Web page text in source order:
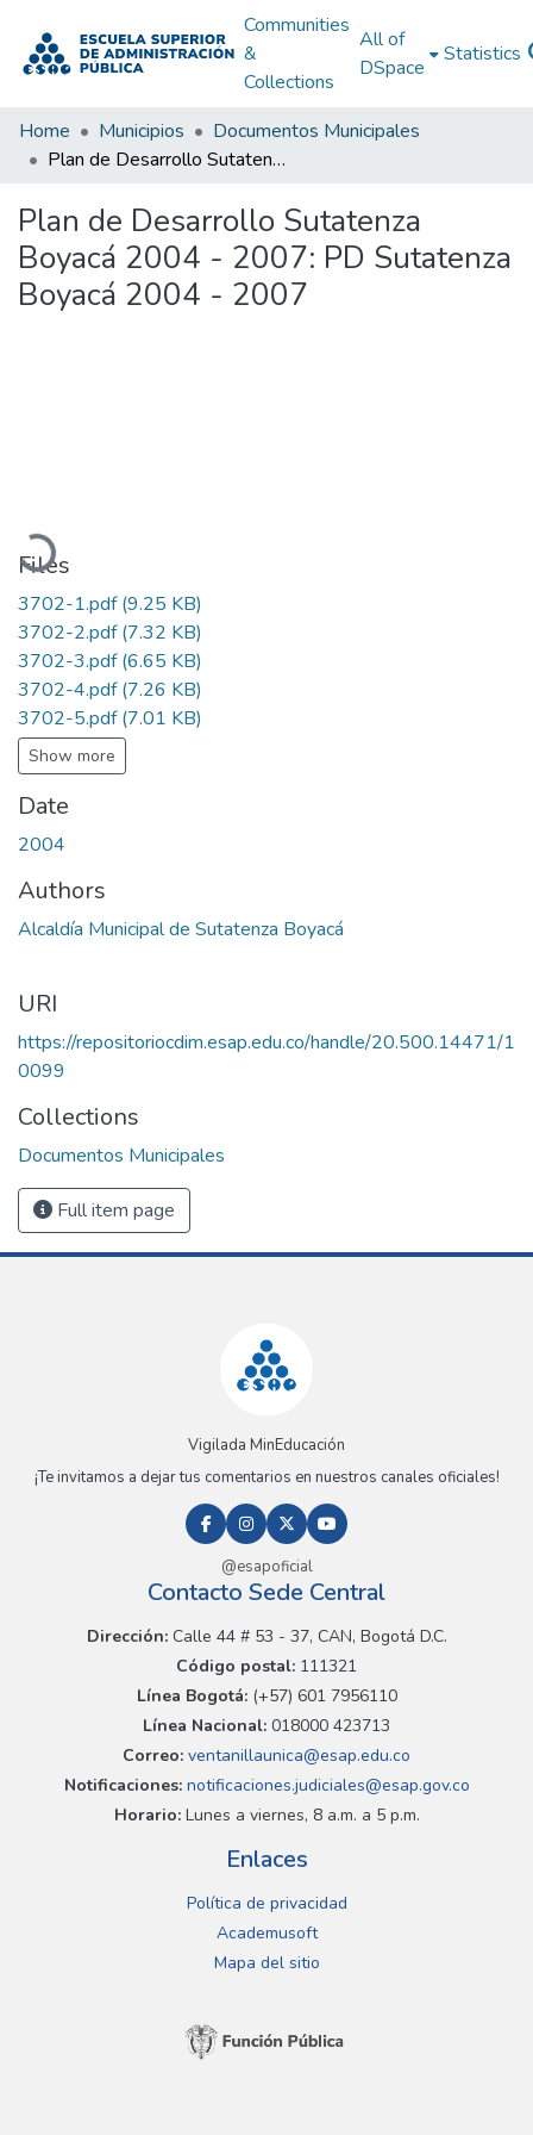
Communities
&
Collections
All of
DSpace
Statistics
Home Municipios
Documentos Municipales
Plan de Desarrollo Sutatenza Boyacá 2004 - 2007: PD Sutatenza Boyacá 2004 - 2007
Plan de Desarrollo Sutatenza
Boyacá 2004 - 2007: PD Sutatenza
Boyacá 2004 - 2007
Loading...
Files
3702-1.pdf(9.25 KB)
3702-2.pdf(7.32 KB)
3702-3.pdf(6.65 KB)
3702-4.pdf(7.26 KB)
3702-5.pdf(7.01 KB)
Show more
Date
2004
Authors
Alcaldía Municipal de Sutatenza Boyacá
URI
https://repositoriocdim.esap.edu.co/handle/20.500.14471/1
0099
Collections
Documentos Municipales
Full item page
Vigilada MinEducación
¡Te invitamos a dejar tus comentarios en nuestros canales oficiales!
@esapoficial
Contacto Sede Central
Dirección:Calle 44 # 53 - 37, CAN, Bogotá D.C.
Código postal: 111321
Línea Bogotá:(+57) 601 7956110
Línea Nacional: 018000 423713
Correo: ventanillaunica@esap.edu.co
Notificaciones:notificaciones.judiciales@esap.gov.co
Horario:Lunes a viernes, 8 a.m. a 5 p.m.
Enlaces
Política de privacidad
Academusoft
Mapa del sitio